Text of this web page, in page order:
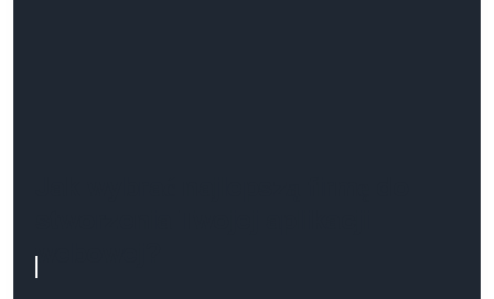
webowej?